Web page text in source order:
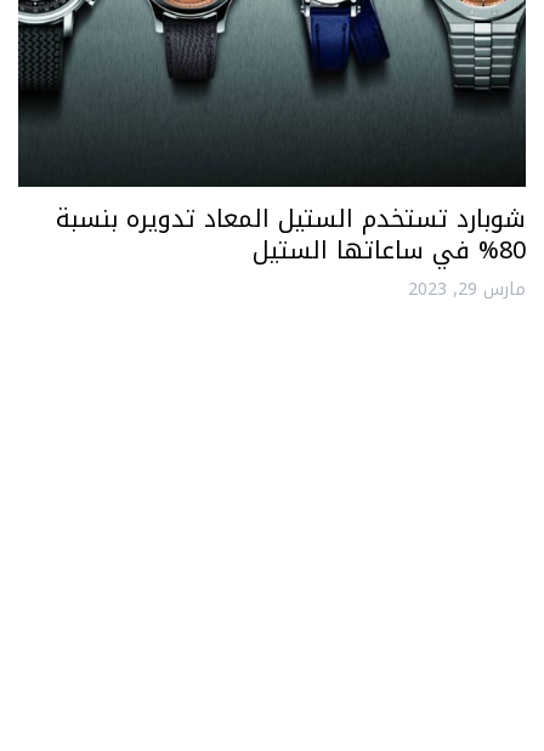
شوبارد تستخدم الستيل المعاد تدويره بنسبة
80% في ساعاتها الستيل
مارس 29, 2023